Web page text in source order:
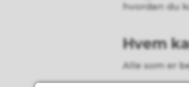
hvordan du
Hvem
Alle som er